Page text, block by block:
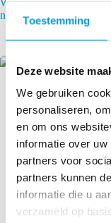
Toestemming
Deze website
We gebruiken
personaliseren,
en om ons
informatie over
partners voor
partners kunnen
informatie die u
verzameld op
WMS, WCS en WES:
nodig?
15 juni 2026